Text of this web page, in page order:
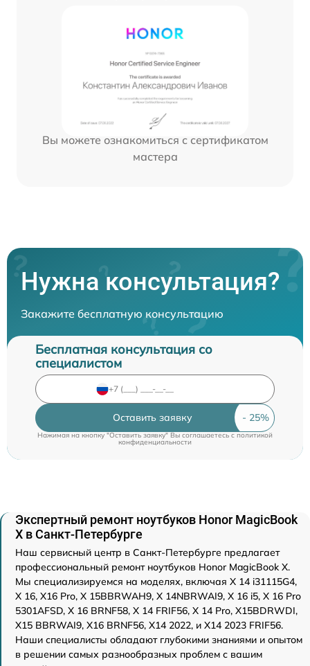
Вы можете ознакомиться с сертификатом
мастера
Нужна консультация?
Закажите бесплатную консультацию
Бесплатная консультация со
специалистом
Оставить заявку
Нажимая на кнопку "Оставить заявку" Вы соглашаетесь cполитикой
конфиденциальности
Экспертный ремонт ноутбуков Honor MagicBook
X в Санкт-Петербурге
Наш сервисный центр в Санкт-Петербурге предлагает
профессиональный ремонт ноутбуков Honor MagicBook X.
Мы специализируемся на моделях, включая X 14 i31115G4,
X 16, X16 Pro, X 15BBRWAH9, X 14NBRWAI9, X 16 i5, X 16 Pro
5301AFSD, X 16 BRNF58, X 14 FRIF56, X 14 Pro, X15BDRWDI,
X15 BBRWAI9, X16 BRNF56, X14 2022, и X14 2023 FRIF56.
Наши специалисты обладают глубокими знаниями и опытом
в решении самых разнообразных проблем с вашим